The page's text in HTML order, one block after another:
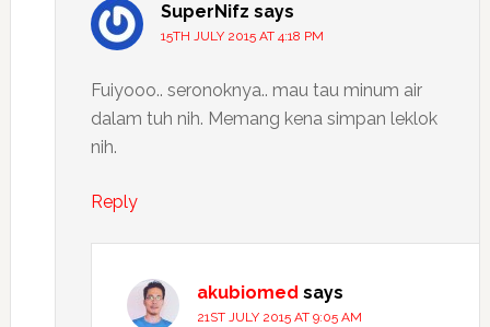
SuperNifz says
15TH JULY 2015 AT 4:18 PM
Fuiyooo.. seronoknya.. mau tau minum air
dalam tuh nih. Memang kena simpan leklok
nih.
Reply
akubiomed says
21ST JULY 2015 AT 9:05 AM